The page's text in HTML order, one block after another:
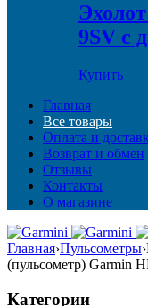
9SV с
Купить
Главная
Все товары
Оплата и
Возврат и обмен
Отзывы
Контакты
О магазине
Главная›Пульсометры›
(пульсометр) Garmin
Категории